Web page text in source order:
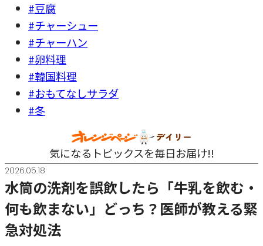
#豆腐
#チャーシュー
#チャーハン
#卵料理
#韓国料理
#おもてなしサラダ
#冬
気になるトピックスを毎日お届け!!
2026.05.18
水筒の洗剤を誤飲したら「牛乳を飲む・
何も飲まない」どっち？医師が教える緊
急対処法